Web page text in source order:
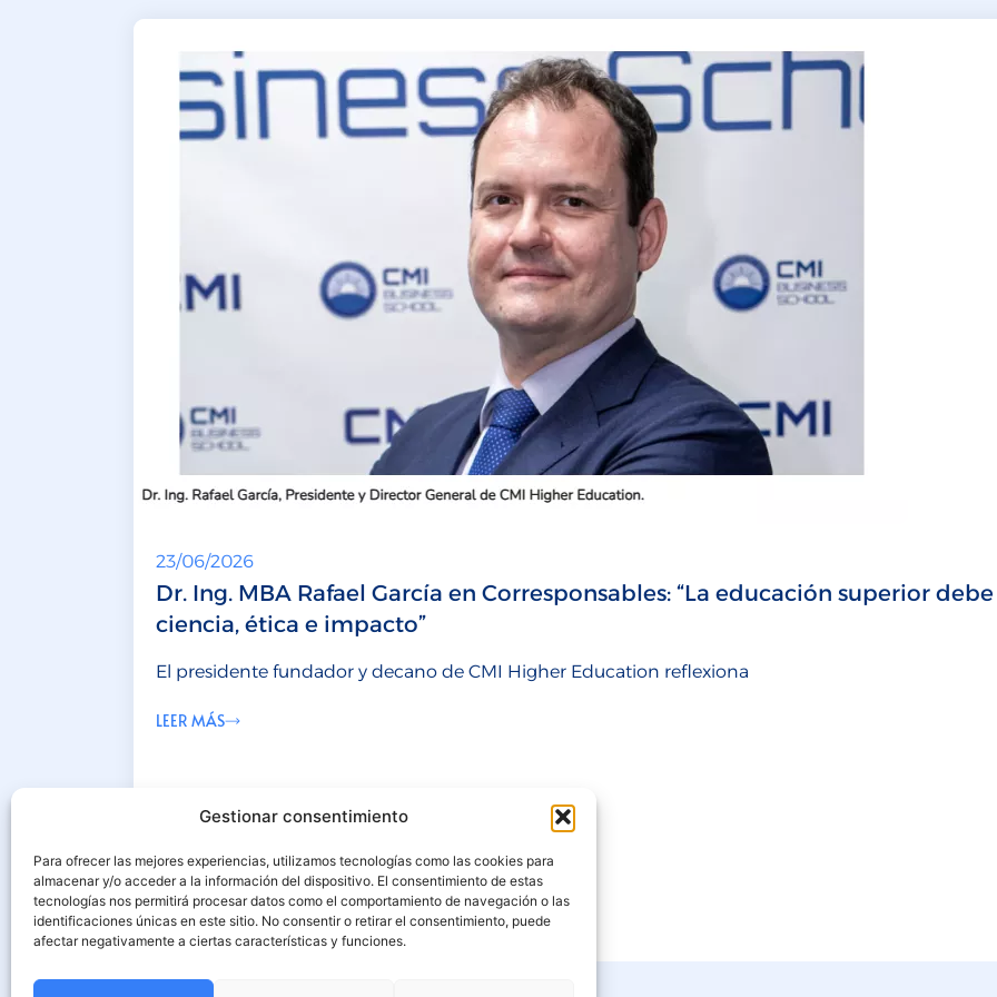
Gestionar consentimiento
Para ofrecer las mejores experiencias, utilizamos tecnologías como las cookies para
almacenar y/o acceder a la información del dispositivo. El consentimiento de estas
tecnologías nos permitirá procesar datos como el comportamiento de navegación o las
identificaciones únicas en este sitio. No consentir o retirar el consentimiento, puede
afectar negativamente a ciertas características y funciones.
23/06/2026
Dr. Ing. MBA Rafael García en Corresponsables: “La educación superior
ciencia, ética e impacto”
El presidente fundador y decano de CMI Higher Education reflexiona
LEER MÁS